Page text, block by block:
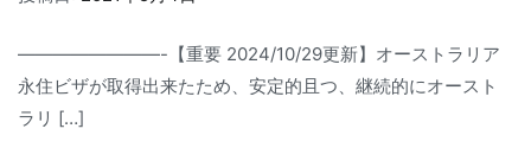
————————-【重要 2024/10/29更新】オーストラリア
永住ビザが取得出来たため、安定的且つ、継続的にオースト
ラリ […]